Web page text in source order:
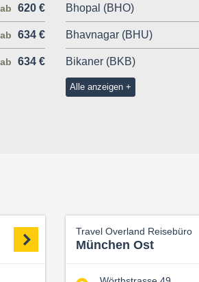
ab 620 €
ab 634 €
ab 634 €
Bhopal (BHO)
Bhavnagar (BHU)
Bikaner (BKB)
Alle anzeigen
Travel Overland Reisebüro
München Ost